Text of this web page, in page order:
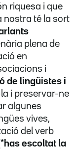
riquesa i que
nostra té la sort
plena de
en
i
de lingüistes i
i preservar-ne
algunes
vives,
del verb
escoltat la